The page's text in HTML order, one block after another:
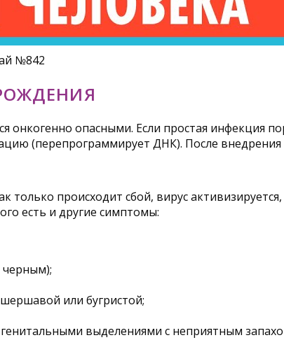
№842
онкогенно опасными. Если простая инфекция
(перепрограммирует ДНК). После
происходит сбой, вирус
есть и другие симптомы:
черным);
или бугристой;
выделениями с неприятным